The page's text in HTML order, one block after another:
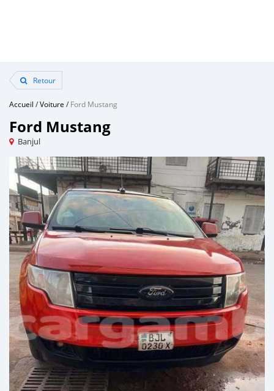
Retour
Accueil /Voiture /Ford Mustang
Ford Mustang
Banjul